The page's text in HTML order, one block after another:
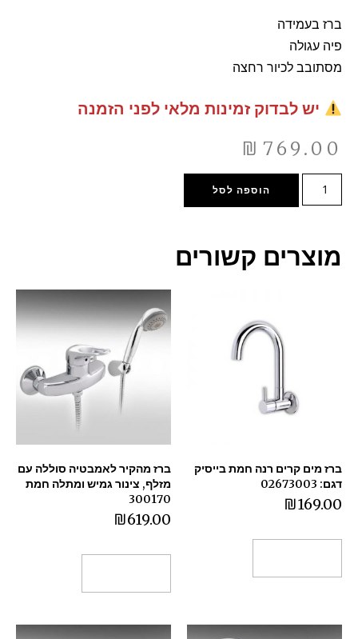
ברז בעמידה
פיה עגולה
מסתובב לכיור רחצה
יש לבדוק זמינות מלאי לפני הזמנה
₪ 769.00
הוספה לסל
מוצרים קשורים
ברז מים קרים רנה חמת בייסיק
דגם: 02673003
₪169.00
ברז מהקיר לאמבטיה סוללה עם
מזלף, צינור גמיש ומתלה חמת
300170
₪619.00